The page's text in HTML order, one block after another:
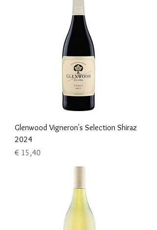
Glenwood Vigneron's Selection Shiraz
2024
Prijs
€ 15,40